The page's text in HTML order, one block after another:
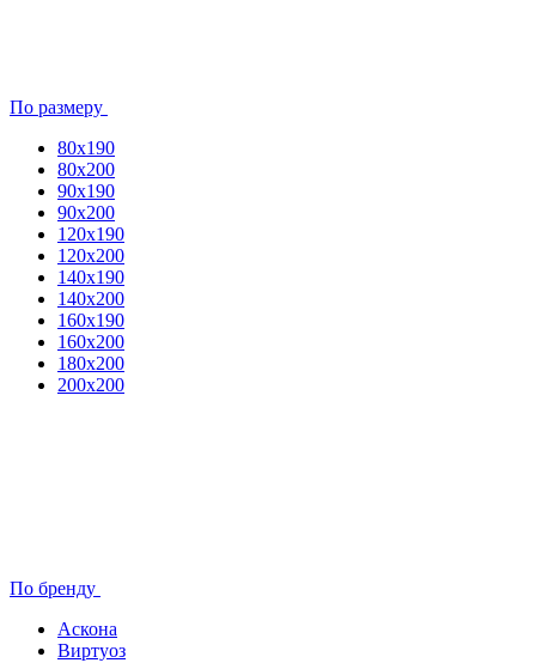
По размеру
80x190
80х200
90х190
90х200
120х190
120х200
140х190
140х200
160х190
160х200
180х200
200х200
По бренду
Аскона
Виртуоз